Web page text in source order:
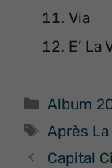
Via
E’ La
Album
Tag
Après
Capital